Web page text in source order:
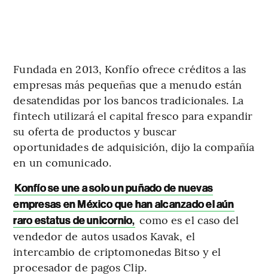
Fundada en 2013, Konfío ofrece créditos a las
empresas más pequeñas que a menudo están
desatendidas por los bancos tradicionales. La
fintech utilizará el capital fresco para expandir
su oferta de productos y buscar
oportunidades de adquisición, dijo la compañía
en un comunicado.
Konfío se une a solo un puñado de nuevas
empresas en México que han alcanzado el aún
raro estatus de unicornio, como es el caso del
vendedor de autos usados ​​Kavak, el
intercambio de criptomonedas Bitso y el
procesador de pagos Clip.